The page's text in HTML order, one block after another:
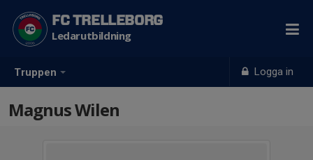
Truppen Logga in
FC TRELLEBORG
Ledarutbildning
Magnus Wilen